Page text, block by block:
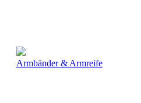
Armbänder & Armreife